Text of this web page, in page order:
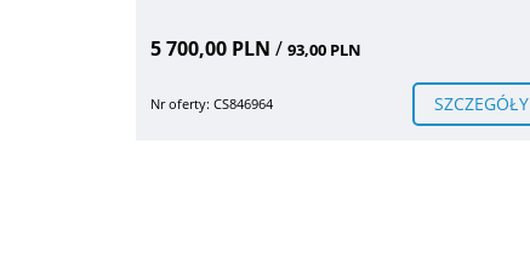
5 700,00 PLN/93,00 PLN
Nr oferty: CS846964 SZCZEGÓŁY